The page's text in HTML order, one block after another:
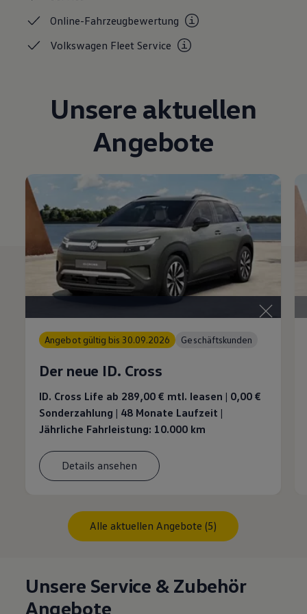
Lifestyle
Familie
Volkswagen Kundenbetreuung
Online-Fahrzeugbewertung
Volkswagen FleetService
Unsere aktuellen
Angebote
Angebot gültig bis 30.09.2026 Geschäftskunden
Der neue ID. Cross
ID. Cross Life ab 289,00 € mtl. leasen | 0,00 €
Sonderzahlung | 48 Monate Laufzeit |
Jährliche Fahrleistung: 10.000 km
Details ansehen
Alle aktuellen Angebote (5)
Unsere Service & Zubehör
Angebote